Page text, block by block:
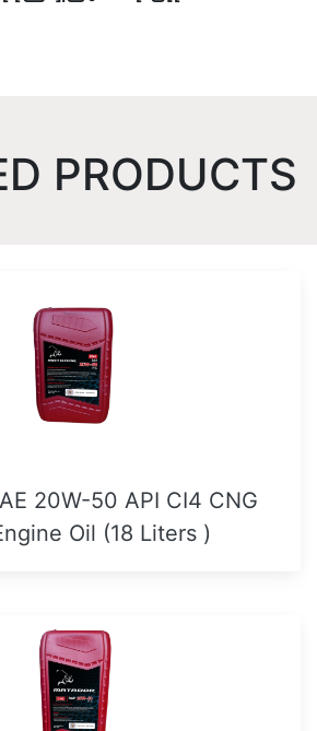
PRODUCTS
20W-50 API CI4 CNG
Oil (18 Liters )